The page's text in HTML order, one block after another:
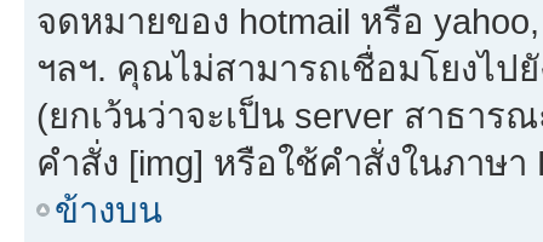
จดหมายของ hotmail หรือ
ฯลฯ. คุณไม่สามารถเชื่อมโยงไป
(ยกเว้นว่าจะเป็น server สาธาร
คำสั่ง [img] หรือใช้คำสั่งในภาษ
ข้างบน